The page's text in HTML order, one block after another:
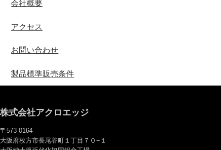
会社概要
アクセス
お問い合わせ
製品標準販売条件
株式会社アクロエッジ
〒573-0164
大阪府枚方市長尾谷町１丁目７０−１